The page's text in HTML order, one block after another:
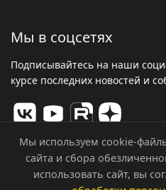
Мы в соцсетях
Подписывайтесь на наши
курсе последних новостей и
© 2026 ООО «Центр
права
Мы используем cookie-
сайта и сбора
использовать сайт, вы